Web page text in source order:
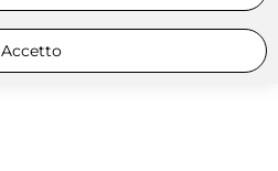
Accetto